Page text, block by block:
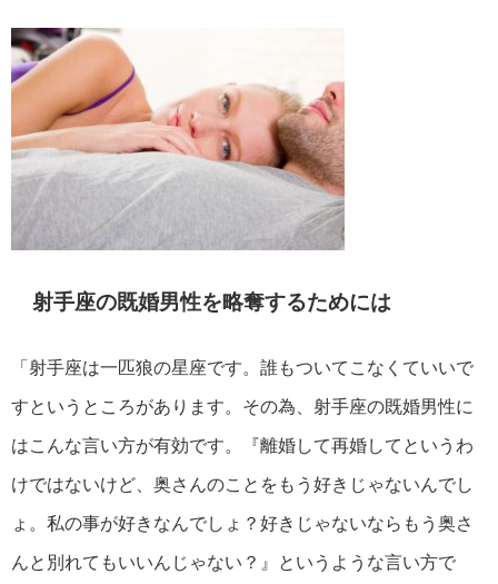
射手座の既婚男性を略奪するためには
「射手座は一匹狼の星座です。誰もついてこなくていいで
すというところがあります。その為、射手座の既婚男性に
はこんな言い方が有効です。『離婚して再婚してというわ
けではないけど、奥さんのことをもう好きじゃないんでし
ょ。私の事が好きなんでしょ？好きじゃないならもう奥さ
んと別れてもいいんじゃない？』というような言い方で